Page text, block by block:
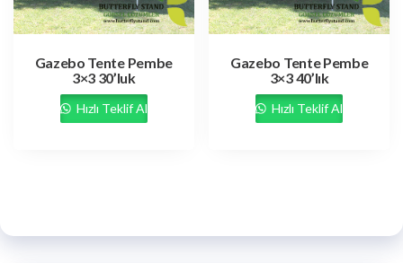
Gazebo Tente Pembe
3×3 30’luk
Hızlı Teklif Al
Gazebo Tente Pembe
3×3 40’lık
Hızlı Teklif Al